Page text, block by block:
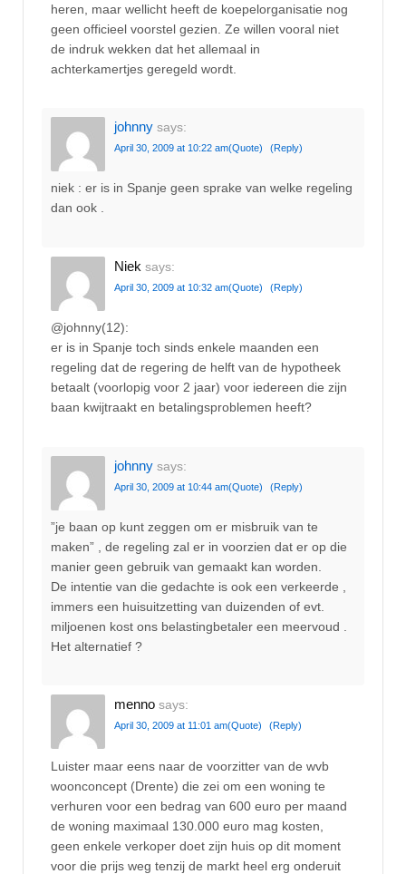
heren, maar wellicht heeft de koepelorganisatie nog
geen officieel voorstel gezien. Ze willen vooral niet
de indruk wekken dat het allemaal in
achterkamertjes geregeld wordt.
johnny says:
April 30, 2009 at 10:22 am(Quote) (Reply)
niek : er is in Spanje geen sprake van welke regeling
dan ook .
Niek says:
April 30, 2009 at 10:32 am(Quote) (Reply)
@johnny(12):
er is in Spanje toch sinds enkele maanden een
regeling dat de regering de helft van de hypotheek
betaalt (voorlopig voor 2 jaar) voor iedereen die zijn
baan kwijtraakt en betalingsproblemen heeft?
johnny says:
April 30, 2009 at 10:44 am(Quote) (Reply)
”je baan op kunt zeggen om er misbruik van te
maken” , de regeling zal er in voorzien dat er op die
manier geen gebruik van gemaakt kan worden.
De intentie van die gedachte is ook een verkeerde ,
immers een huisuitzetting van duizenden of evt.
miljoenen kost ons belastingbetaler een meervoud .
Het alternatief ?
menno says:
April 30, 2009 at 11:01 am(Quote) (Reply)
Luister maar eens naar de voorzitter van de wvb
woonconcept (Drente) die zei om een woning te
verhuren voor een bedrag van 600 euro per maand
de woning maximaal 130.000 euro mag kosten,
geen enkele verkoper doet zijn huis op dit moment
voor die prijs weg tenzij de markt heel erg onderuit